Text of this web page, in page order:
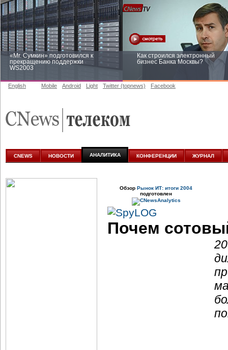
«Mr. Сумкин» подготовился к
прекращению поддержки
WS2003
Как строился электронный
бизнес Банка Москвы?
аналитике
English Mobile Android Light Twitter (topnews) Facebook
CNEWS НОВОСТИ АНАЛИТИКА КОНФЕРЕНЦИИ ЖУРНАЛ
Обзор Рынок ИТ: итоги 2004
подготовлен
Почем